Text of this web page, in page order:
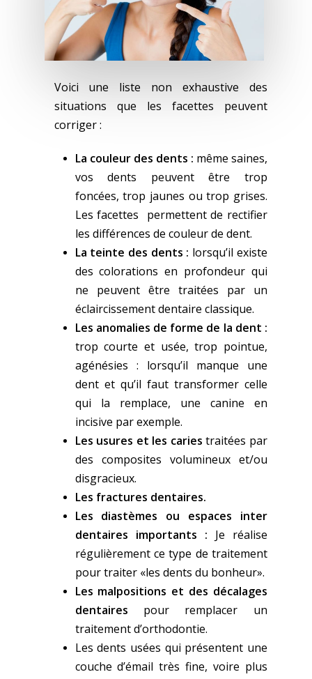
Voici une liste non exhaustive des
situations que les facettes peuvent
corriger :
La couleur des dents : même saines,
vos dents peuvent être trop
foncées, trop jaunes ou trop grises.
Les facettes permettent de rectifier
les différences de couleur de dent.
La teinte des dents : lorsqu’il existe
des colorations en profondeur qui
ne peuvent être traitées par un
éclaircissement dentaire classique.
Les anomalies de forme de la dent :
trop courte et usée, trop pointue,
agénésies : lorsqu’il manque une
dent et qu’il faut transformer celle
qui la remplace, une canine en
incisive par exemple.
Les usures et les caries traitées par
des composites volumineux et/ou
disgracieux.
Les fractures dentaires.
Les diastèmes ou espaces inter
dentaires importants : Je réalise
régulièrement ce type de traitement
pour traiter «les dents du bonheur».
Les malpositions et des décalages
dentaires pour remplacer un
traitement d’orthodontie.
Les dents usées qui présentent une
couche d’émail très fine, voire plus